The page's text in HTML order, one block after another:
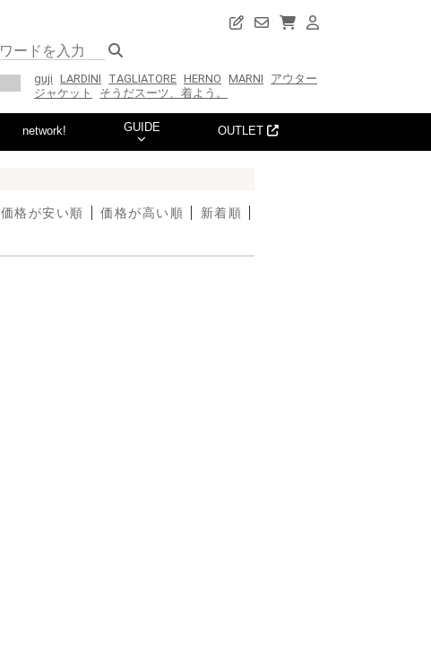
guji LARDINI TAGLIATORE HERNO MARNI
アウター
ジャケット
そうだスーツ、着よう。
network! GUIDE OUTLET
価格が安い順 価格が高い順 新着順